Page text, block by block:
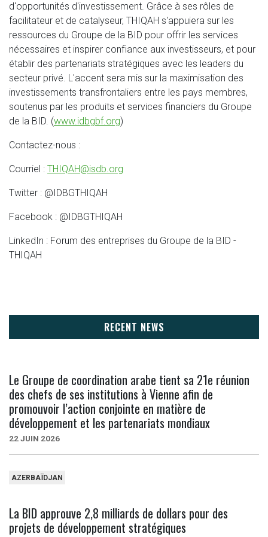
d'opportunités d'investissement. Grâce à ses rôles de
facilitateur et de catalyseur, THIQAH s'appuiera sur les
ressources du Groupe de la BID pour offrir les services
nécessaires et inspirer confiance aux investisseurs, et pour
établir des partenariats stratégiques avec les leaders du
secteur privé. L'accent sera mis sur la maximisation des
investissements transfrontaliers entre les pays membres,
soutenus par les produits et services financiers du Groupe
de la BID. (www.idbgbf.org)
Contactez-nous :
Courriel : THIQAH@isdb.org
Twitter : @IDBGTHIQAH
Facebook : @IDBGTHIQAH
LinkedIn : Forum des entreprises du Groupe de la BID -
THIQAH
RECENT NEWS
Le Groupe de coordination arabe tient sa 21e réunion
des chefs de ses institutions à Vienne afin de
promouvoir l’action conjointe en matière de
développement et les partenariats mondiaux
22 JUIN 2026
AZERBAÏDJAN
La BID approuve 2,8 milliards de dollars pour des
projets de développement stratégiques